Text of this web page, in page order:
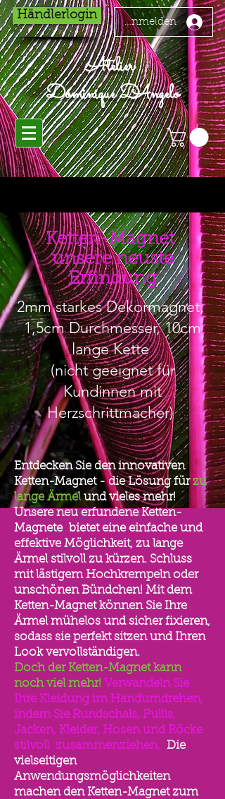
Händlerlogin
Anmelden
Atelier
Dominique D'Angelo
Ketten-Magnet
unsere neuste
Erfindung
2mm starkes Dekormagnet,
1,5cm Durchmesser, 10cm
lange Kette
(nicht geeignet für
Kundinnen mit
Herzschrittmacher)
Entdecken Sie den innovativen
Ketten-Magnet - die Lösung fürzu
lange Ärmelund vieles mehr!
Unsere neu erfundene Ketten-
Magnete bietet eine einfache und
effektive Möglichkeit, zu lange
Ärmel stilvoll zu kürzen. Schluss
mit lästigem Hochkrempeln oder
unschönen Bündchen! Mit dem
Ketten-Magnet können Sie Ihre
Ärmel mühelos und sicher fixieren,
sodass sie perfekt sitzen und Ihren
Look vervollständigen.
Doch der Ketten-Magnet kann
noch viel mehr! Verwandeln Sie
Ihre Kleidung im Handumdrehen,
indem Sie Rundschals, Pullis,
Jacken, Kleider, Hosen und Röcke
stilvoll zusammenziehen. Die
vielseitigen
Anwendungsmöglichkeiten
machen den Ketten-Magnet zum